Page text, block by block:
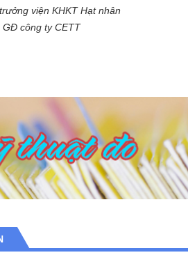
viện KHKT Hạt nhân
GĐ công ty CETT